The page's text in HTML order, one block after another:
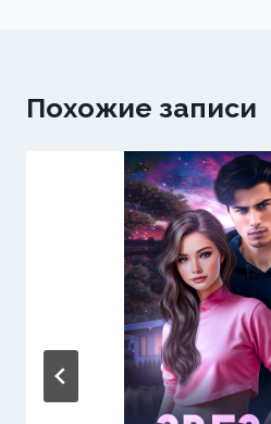
Похожие записи